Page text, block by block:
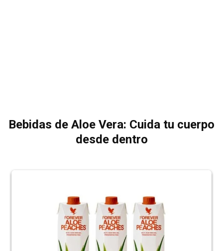
Bebidas de Aloe Vera: Cuida tu cuerpo
desde dentro